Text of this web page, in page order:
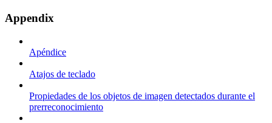
Appendix
Apéndice
Atajos de teclado
Propiedades de los objetos de imagen detectados durante el
prerreconocimiento